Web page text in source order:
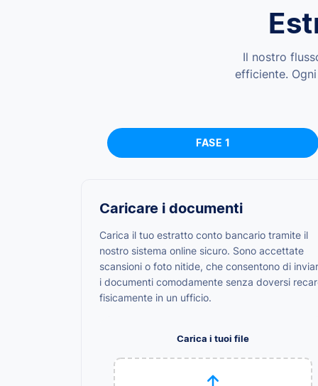
Il nostro
efficiente.
FASE 1
Caricare i documenti
Carica il tuo estratto conto bancario tramite il
nostro sistema online sicuro. Sono accettate
scansioni o foto nitide, che consentono di
i documenti comodamente senza doversi
fisicamente in un ufficio.
Carica i tuoi file